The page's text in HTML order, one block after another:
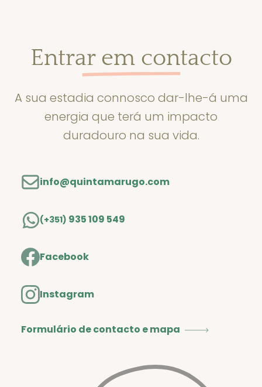
Entrar em contacto
A sua estadia connosco dar-lhe-á uma
energia que terá um impacto
duradouro na sua vida.
info@quintamarugo.com
(+351) 935 109 549
Facebook
Instagram
Formulário de contacto e mapa